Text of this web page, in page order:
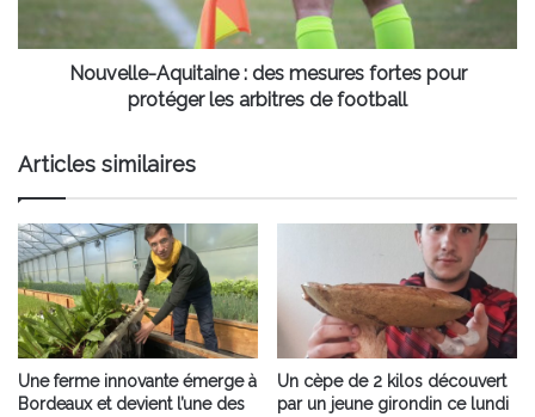
protéger
les
Nouvelle-Aquitaine : des mesures fortes pour
protéger les arbitres de football
Articles similaires
Une ferme innovante émerge à
Bordeaux et devient l’une des
Un cèpe de 2 kilos découvert
par un jeune girondin ce lundi